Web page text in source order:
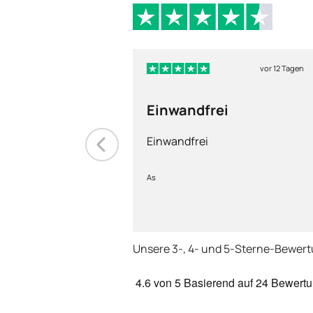
vor 12 Tagen
Einwandfrei
Einwandfrei
As
Unsere 3-, 4- und 5-Sterne-
4.6von 5 Basierend auf24